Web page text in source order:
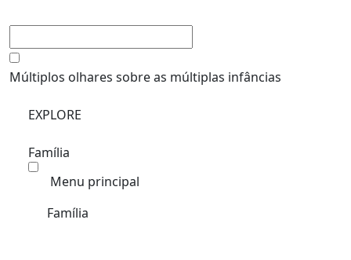
Múltiplos olhares sobre as múltiplas infâncias
EXPLORE
Família
Menu principal
Família